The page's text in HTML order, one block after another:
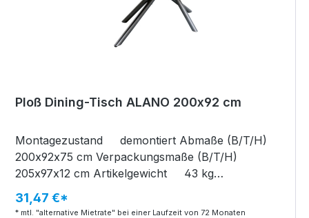
Ploß Dining-Tisch ALANO 200x92 cm
Montagezustand demontiert Abmaße (B/T/H)
200x92x75 cm Verpackungsmaße (B/T/H)
205x97x12 cm Artikelgewicht 43 kg
Verpackungsgewicht 3,7 kg Dining-Tisch
ALANO Gestell Edelstahl Tischplatte HPL
31,47 €*
* mtl. "alternative Mietrate" bei einer Laufzeit von 72 Monaten